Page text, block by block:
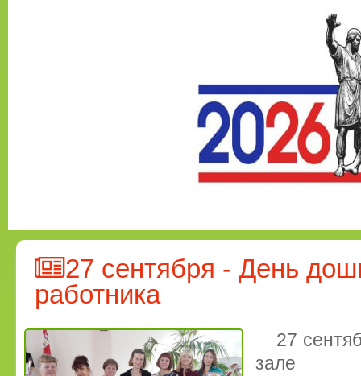
27 сентября - День
работника
27
зале